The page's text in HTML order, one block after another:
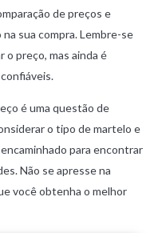
de preços e
sua compra. Lembre-se
o preço, mas ainda é
é uma questão de
o tipo de martelo e
para encontrar
Não se apresse na
você obtenha o melhor